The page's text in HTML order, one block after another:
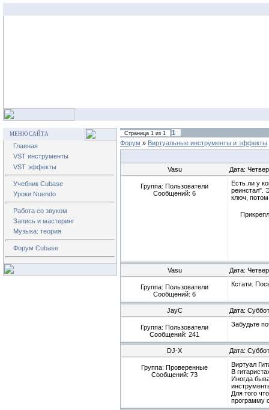
МЕНЮ САЙТА
Главная
VST инструменты
VST эффекты
Учебник Cubase
Уроки Nuendo
Работа со звуком
Запись и мастеринг
Музыка: теория
Форум Cubase
Страница 1 из 1
1
Форум » Виртуальные инструменты и эффекты
Vasu Дата:
Группа: Пользователи
Сообщений: 6
Есть ли у
реинстал".
ключ, потом
Vasu Дата:
Группа: Пользователи
Сообщений: 6
Кстати.
JayC Дата:
Группа: Пользователи
Сообщений: 241
Забудьте
DJ-X Дата:
Группа: Проверенные
Сообщений: 73
Виртуал
В
Иногда
Для того
программу